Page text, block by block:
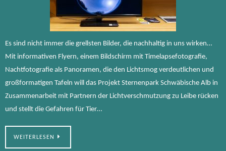
Es sind nicht immer die grellsten Bilder, die nachhaltig in uns wirken…
Mit informativen Flyern, einem Bildschirm mit Timelapsefotografie,
Nachtfotografie als Panoramen, die den Lichtsmog verdeutlichen und
großformatigen Tafeln will das Projekt Sternenpark Schwäbische Alb in
Zusammenarbeit mit Partnern der Lichtverschmutzung zu Leibe rücken
und stellt die Gefahren für Tier…
WEITERLESEN